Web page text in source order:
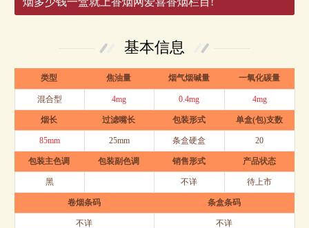
基本信息
类型 焦油量 烟气烟碱量 一氧化碳量
混合型 4mg 0.4mg 4mg
烟长 过滤嘴长 包装形式 单盒(包)支数
85mm 25mm 条盒硬盒 20
包装主色调 包装副色调 销售形式 产品状态
黑 不详 待上市
卷烟条码 条盒条码
不详 不详